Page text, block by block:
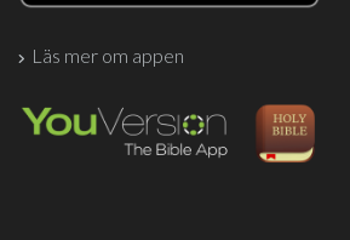
Läs mer om appen